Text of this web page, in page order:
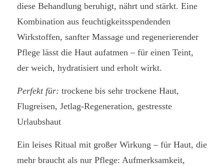
diese Behandlung beruhigt, nährt und stärkt. Eine
Kombination aus feuchtigkeitsspendenden
Wirkstoffen, sanfter Massage und regenerierender
Pflege lässt die Haut aufatmen – für einen Teint,
der weich, hydratisiert und erholt wirkt.
Perfekt für: trockene bis sehr trockene Haut,
Flugreisen, Jetlag-Regeneration, gestresste
Urlaubshaut
Ein leises Ritual mit großer Wirkung – für Haut, die
mehr braucht als nur Pflege: Aufmerksamkeit,